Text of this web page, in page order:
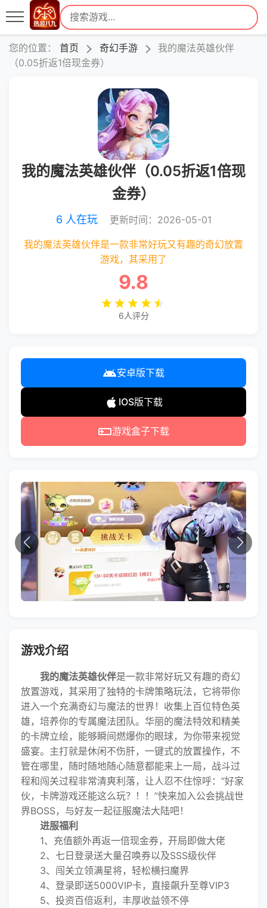
您的位置： 首页 奇幻手游
我的魔法英雄伙伴
（0.05折返1倍现金券）
我的魔法英雄伙伴（0.05折返1倍现
金券）
6 人在玩 更新时间：2026-05-01
我的魔法英雄伙伴是一款非常好玩又有趣的奇幻放置
游戏，其采用了
9.8
6人评分
安卓版下载
IOS版下载
游戏盒子下载
游戏介绍
我的魔法英雄伙伴是一款非常好玩又有趣的奇幻
放置游戏，其采用了独特的卡牌策略玩法，它将带你
进入一个充满奇幻与魔法的世界！收集上百位特色英
雄，培养你的专属魔法团队。华丽的魔法特效和精美
的卡牌立绘，能够瞬间燃爆你的眼球，为你带来视觉
盛宴。主打就是休闲不伤肝，一键式的放置操作，不
管在哪里，随时随地随心随意都能来上一局，战斗过
程和闯关过程非常清爽利落，让人忍不住惊呼：“好家
伙，卡牌游戏还能这么玩？！！”快来加入公会挑战世
界BOSS，与好友一起征服魔法大陆吧！
进服福利
1、充值额外再返一倍现金券，开局即做大佬
2、七日登录送大量召唤券以及SSS级伙伴
3、闯关立领满星将，轻松横扫魔界
4、登录即送5000VIP卡，直接飙升至尊VIP3
5、投资百倍返利，丰厚收益领不停